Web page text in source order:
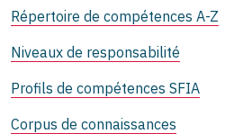
Répertoire de compétences A-Z
Niveaux de responsabilité
Profils de compétences SFIA
Corpus de connaissances